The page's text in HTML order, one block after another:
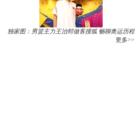
独家图：男篮主力王治郅做客搜狐 畅聊奥运历程
更多>>